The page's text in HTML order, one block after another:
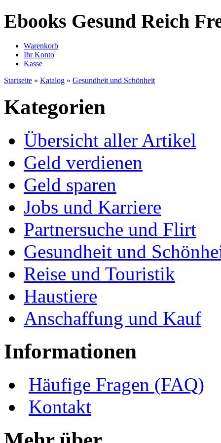
Ebooks Gesund Reich
Warenkorb
Ihr Konto
Kasse
Startseite » Katalog » Gesundheit und Schönheit
Kategorien
Übersicht aller Artikel
Geld verdienen
Geld sparen
Jobs und Karriere
Partnersuche und Flirt
Gesundheit und
Reise und Touristik
Haustiere
Anschaffung und Kauf
Informationen
Häufige Fragen (FAQ)
Kontakt